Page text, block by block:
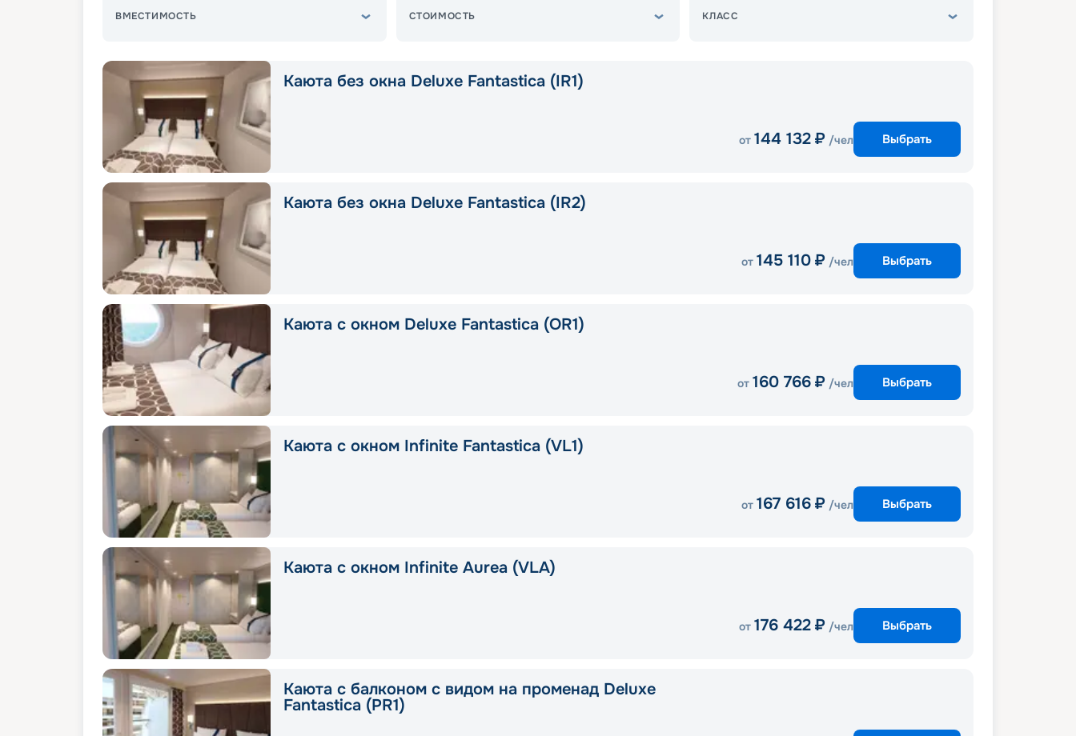
ВМЕСТИМОСТЬ СТОИМОСТЬ КЛАСС
Каюта без окна Deluxe Fantastica (IR1)
от 144 132 ₽ /чел Выбрать
Каюта без окна Deluxe Fantastica (IR2)
от 145 110 ₽ /чел Выбрать
Каюта с окном Deluxe Fantastica (OR1)
от 160 766 ₽ /чел Выбрать
Каюта с окном Infinite Fantastica (VL1)
от 167 616 ₽ /чел Выбрать
Каюта с окном Infinite Aurea (VLA)
от 176 422 ₽ /чел Выбрать
Каюта с балконом с видом на променад Deluxe
Fantastica (PR1)